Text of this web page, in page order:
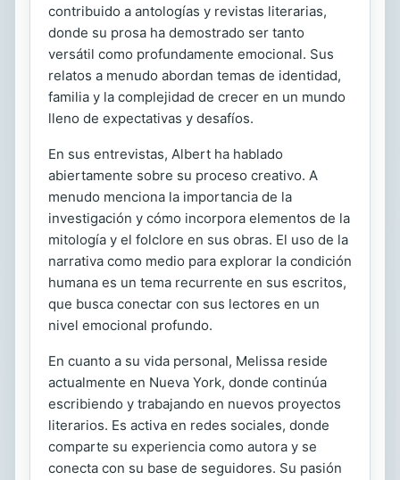
contribuido a antologías y revistas literarias,
donde su prosa ha demostrado ser tanto
versátil como profundamente emocional. Sus
relatos a menudo abordan temas de identidad,
familia y la complejidad de crecer en un mundo
lleno de expectativas y desafíos.
En sus entrevistas, Albert ha hablado
abiertamente sobre su proceso creativo. A
menudo menciona la importancia de la
investigación y cómo incorpora elementos de la
mitología y el folclore en sus obras. El uso de la
narrativa como medio para explorar la condición
humana es un tema recurrente en sus escritos,
que busca conectar con sus lectores en un
nivel emocional profundo.
En cuanto a su vida personal, Melissa reside
actualmente en Nueva York, donde continúa
escribiendo y trabajando en nuevos proyectos
literarios. Es activa en redes sociales, donde
comparte su experiencia como autora y se
conecta con su base de seguidores. Su pasión